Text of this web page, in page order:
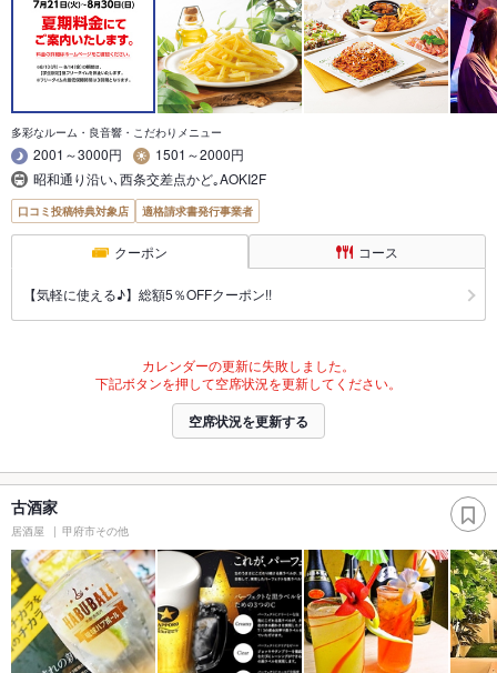
多彩なルーム・良音響・こだわりメニュー
2001～3000円
1501～2000円
昭和通り沿い､西条交差点かど｡AOKI2F
口コミ投稿特典対象店 適格請求書発行事業者
クーポン コース
【気軽に使える♪】総額5％OFFクーポン!!
カレンダーの更新に失敗しました。
下記ボタンを押して空席状況を更新してください。
空席状況を更新する
古酒家
居酒屋 甲府市その他